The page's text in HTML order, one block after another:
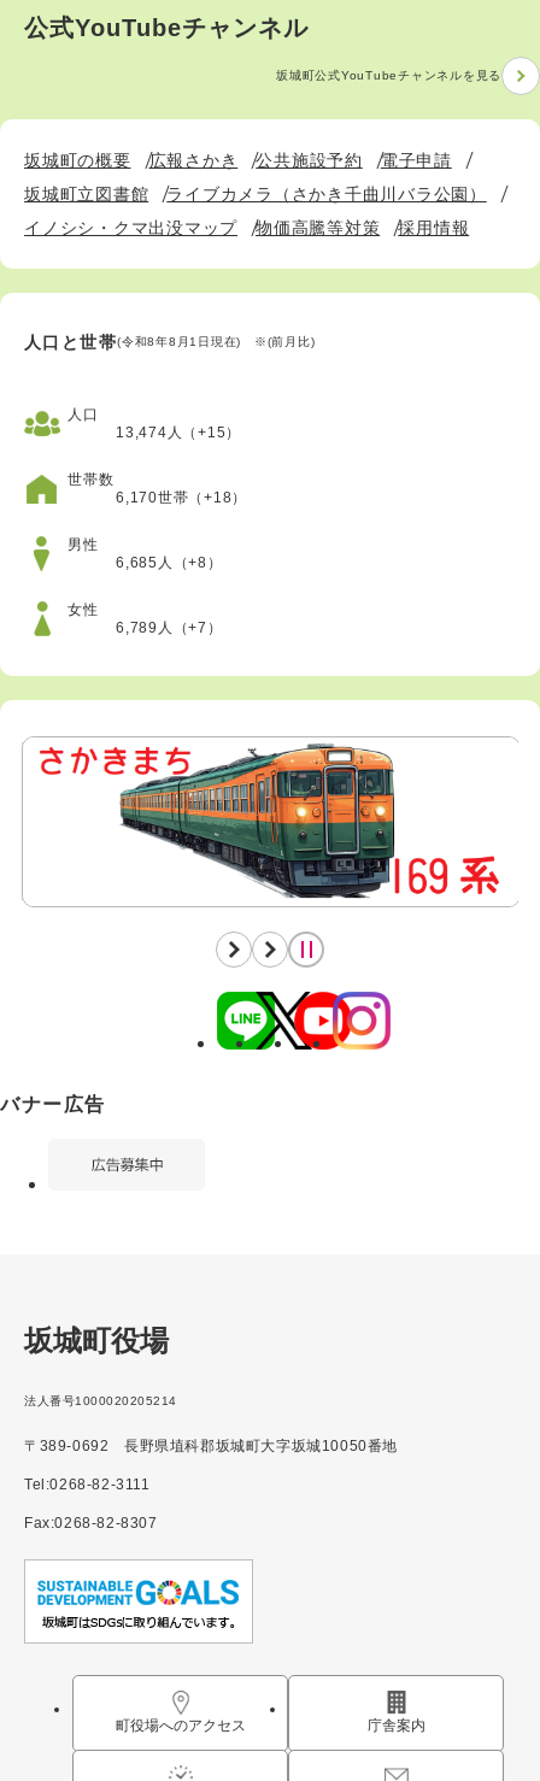
公式YouTubeチャンネル
坂城町公式YouTubeチャンネルを見る
坂城町の概要 広報さかき 公共施設予約
電子申請
坂城町立図書館
ライブカメラ（さかき千曲川バラ公園）
イノシシ・クマ出没マップ
物価高騰等対策 採用情報
人口と世帯(令和8年8月1日現在) ※(前月比)
人口
13,474人（+15）
世帯数
6,170世帯（+18）
男性
6,685人（+8）
女性
6,789人（+7）
バナー広告
坂城町役場
法人番号1000020205214
〒389-0692 長野県埴科郡坂城町大字坂城10050番地
Tel:0268-82-3111
Fax:0268-82-8307
町役場へのアクセス 庁舎案内